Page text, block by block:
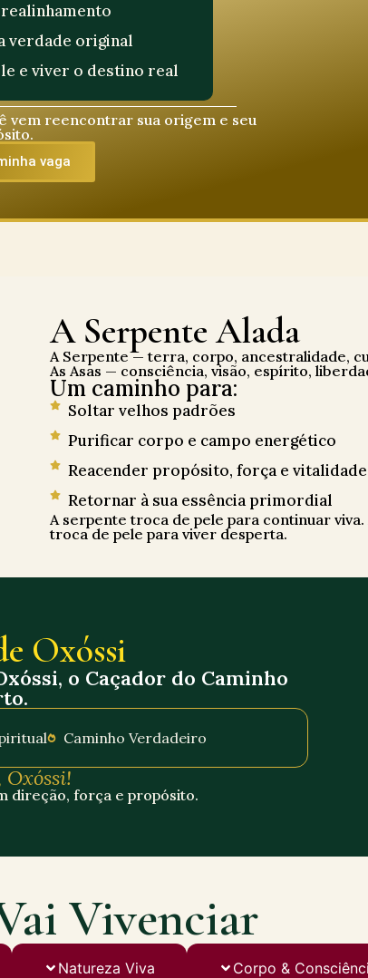
verdade original
e viver o destino real
vem reencontrar sua origem e seu
vaga
A Serpente Alada
A Serpente — terra, corpo, ancestralidade,
As Asas — consciência, visão, espírito,
Um caminho para:
Soltar velhos padrões
Purificar corpo e campo energético
Reacender propósito, força e vitalidade
Retornar à sua essência primordial
A serpente troca de pele para continuar viva.
troca de pele para viver desperta.
Oxóssi
o Caçador do Caminho
Caminho Verdadeiro
Oxóssi!
direção, força e propósito.
Vivenciar
Natureza Viva Corpo &